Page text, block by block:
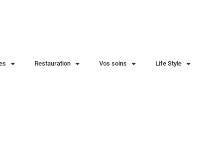
Restauration Vos soins Life Style